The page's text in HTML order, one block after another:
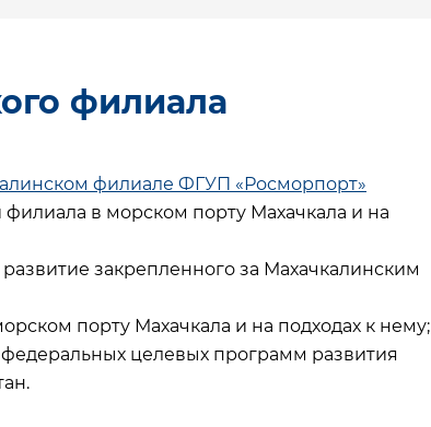
филиала
филиале ФГУП «Росморпорт»
в морском порту Махачкала и на
закрепленного за Махачкалинским
порту Махачкала и на подходах к нему;
целевых программ развития